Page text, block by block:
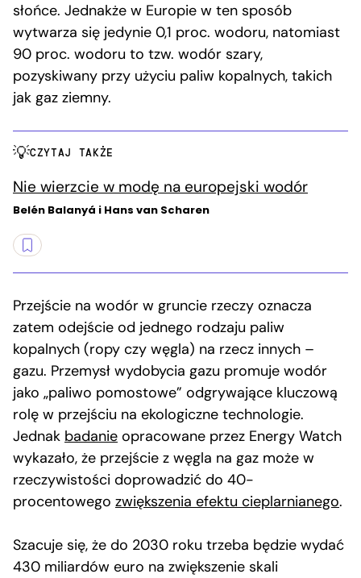
słońce. Jednakże w Europie w ten sposób
wytwarza się jedynie 0,1 proc. wodoru, natomiast
90 proc. wodoru to tzw. wodór szary,
pozyskiwany przy użyciu paliw kopalnych, takich
jak gaz ziemny.
CZYTAJ TAKŻE
Nie wierzcie w modę na europejski wodór
Belén Balanyá i Hans van Scharen
Przejście na wodór w gruncie rzeczy oznacza
zatem odejście od jednego rodzaju paliw
kopalnych (ropy czy węgla) na rzecz innych –
gazu. Przemysł wydobycia gazu promuje wodór
jako „paliwo pomostowe” odgrywające kluczową
rolę w przejściu na ekologiczne technologie.
Jednak badanie opracowane przez Energy Watch
wykazało, że przejście z węgla na gaz może w
rzeczywistości doprowadzić do 40-
procentowego zwiększenia efektu cieplarnianego.
Szacuje się, że do 2030 roku trzeba będzie wydać
430 miliardów euro na zwiększenie skali